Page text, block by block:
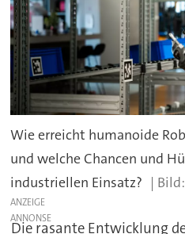
Wie erreicht humanoide
und welche Chancen und
industriellen Einsatz?
ANZEIGE
Die rasante Entwicklung